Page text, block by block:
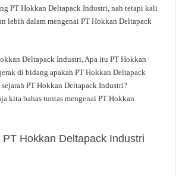
PT Hokkan Deltapack Industri, nah tetapi kali
lebih dalam mengenai PT Hokkan Deltapack
Deltapack Industri, Apa itu PT Hokkan
di bidang apakah PT Hokkan Deltapack
PT Hokkan Deltapack Industri?
kita bahas tuntas mengenai PT Hokkan
Hokkan Deltapack Industri